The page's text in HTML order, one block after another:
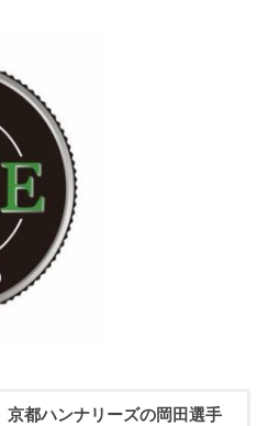
京都ハンナリーズの岡田選手